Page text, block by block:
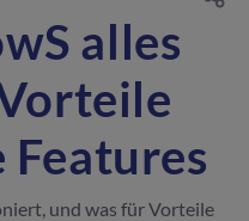
alles
und was für Vorteile